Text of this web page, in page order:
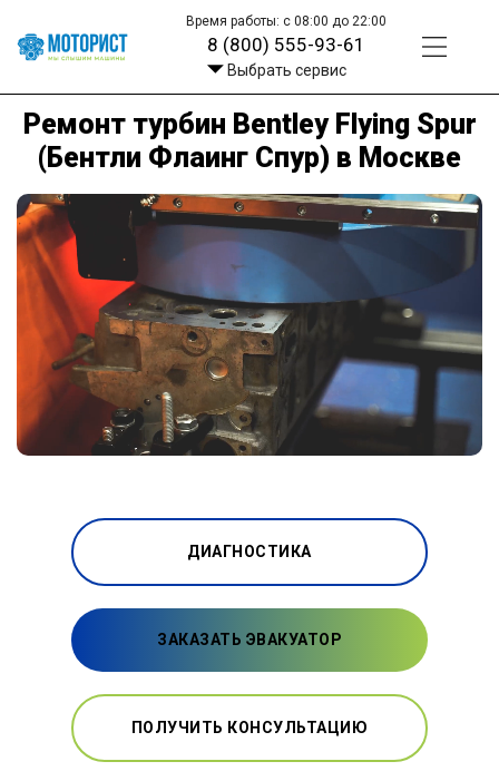
Время работы: с 08:00 до 22:00
8 (800) 555-93-61
Выбрать сервис
Ремонт турбин Bentley Flying Spur
(Бентли Флаинг Спур) в Москве
ДИАГНОСТИКА
ЗАКАЗАТЬ ЭВАКУАТОР
ПОЛУЧИТЬ КОНСУЛЬТАЦИЮ